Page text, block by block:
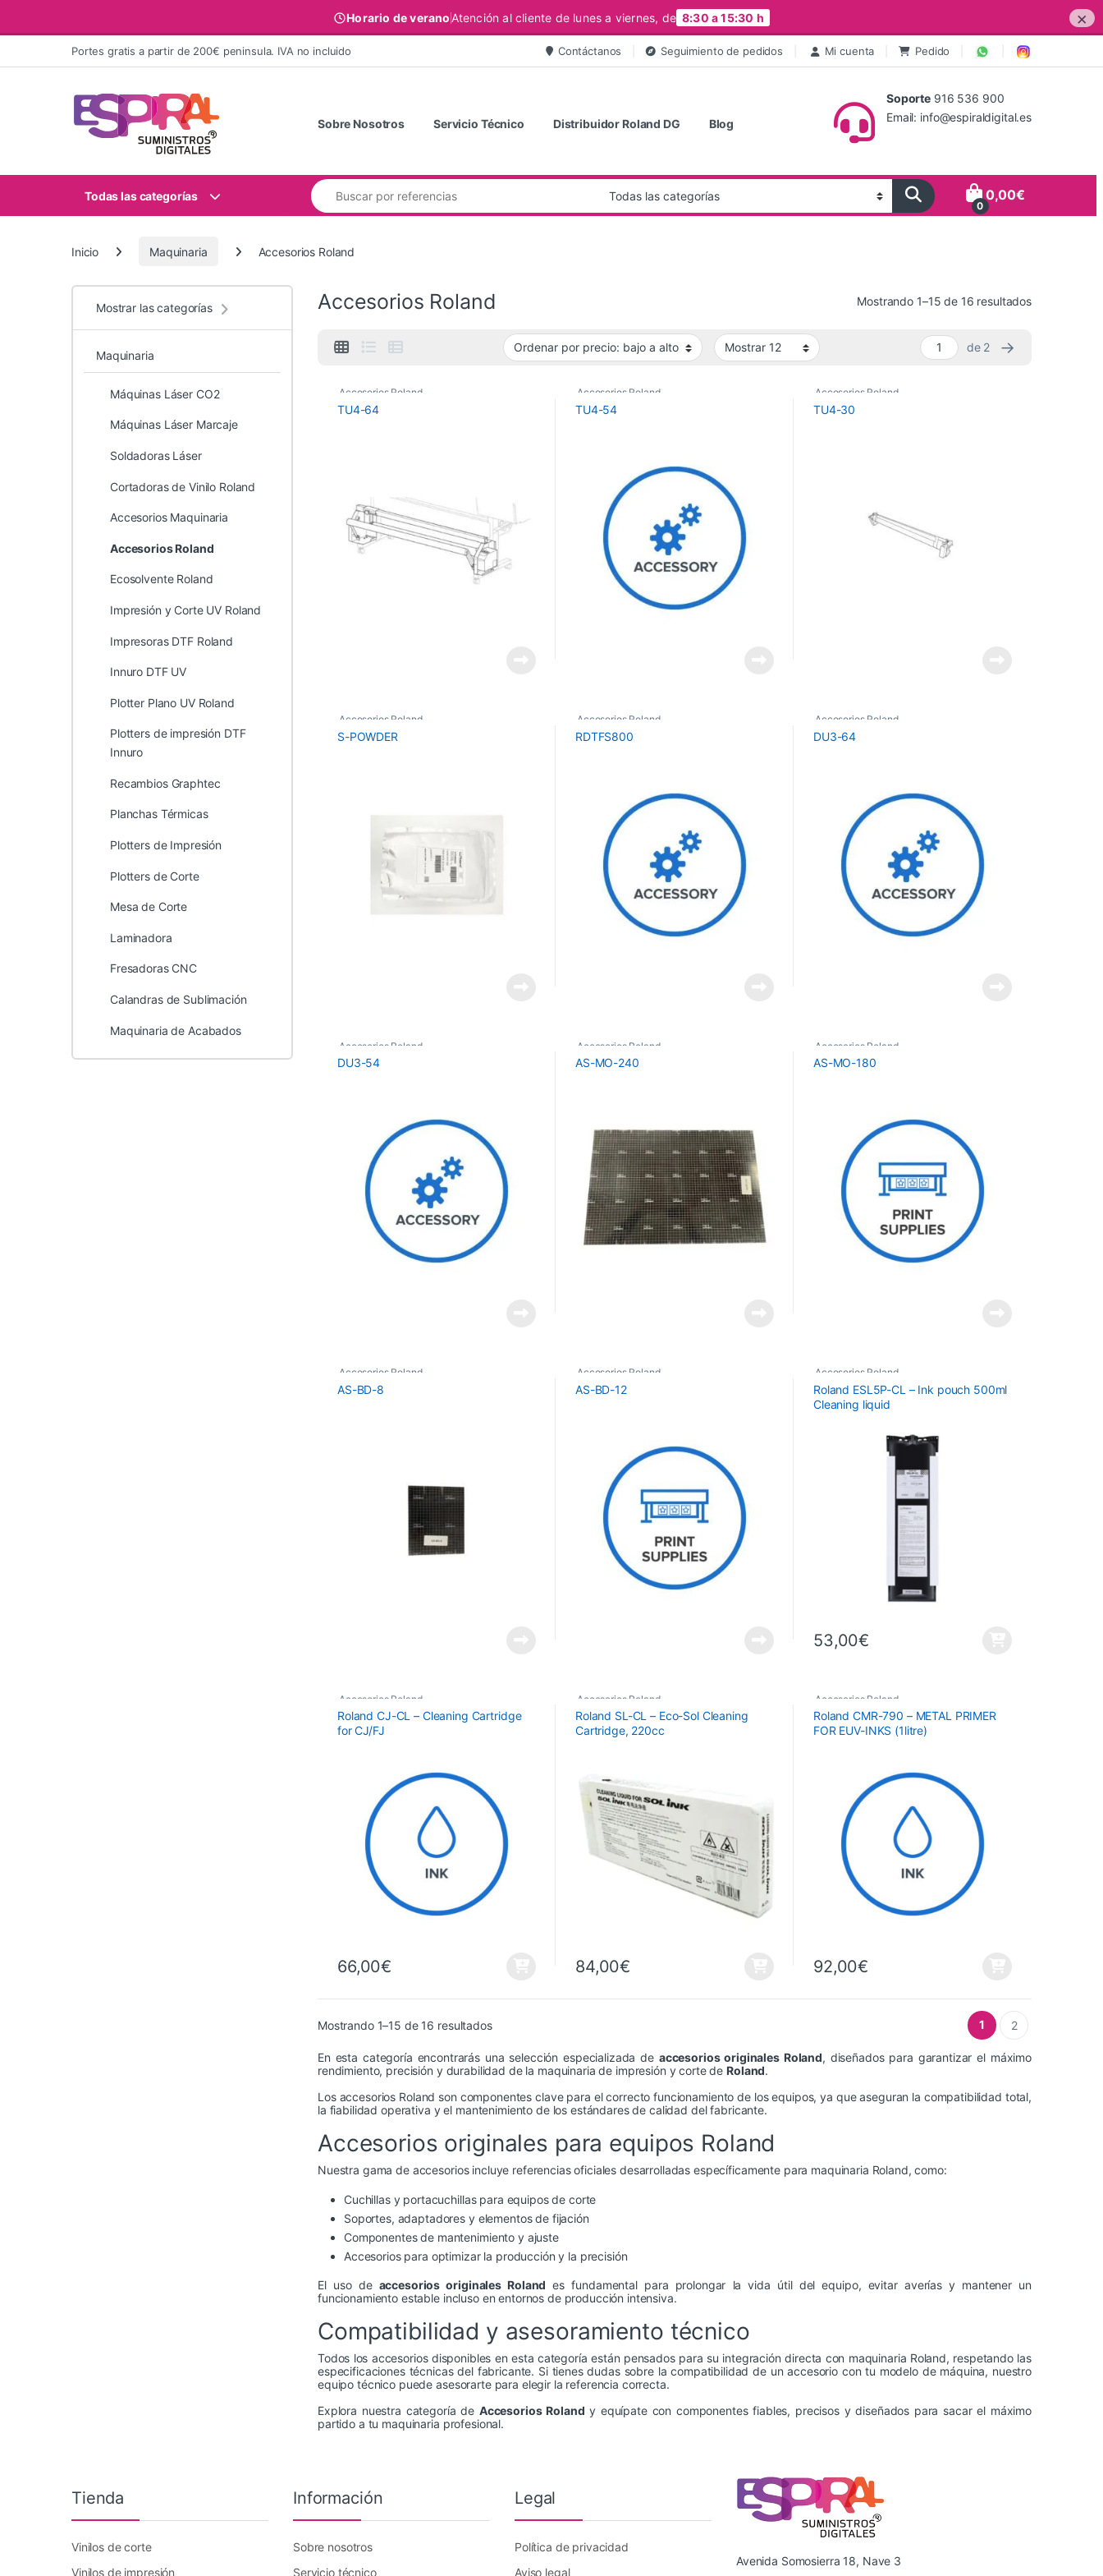
Horario de veranoAtención al cliente de lunes a viernes, de 8:30 a 15:30 h ×
Ir al contenidoPortes gratis a partir de 200€ peninsula. IVA no incluido Contáctanos Seguimiento de pedidos Mi cuenta Pedido
Sobre Nosotros Servicio Técnico Distribuidor Roland DG Blog
Soporte 916 536 900
Email: info@espiraldigital.es
Todas las categorías
Buscar:
0
0,00€
Inicio Maquinaria Accesorios Roland
Accesorios Roland Mostrando 1–15 de 16 resultadosOrdenado
de 2 →
Accesorios Roland
TU4-64
Accesorios Roland
TU4-54
Accesorios Roland
TU4-30
Accesorios Roland
S-POWDER
Accesorios Roland
RDTFS800
Accesorios Roland
DU3-64
Accesorios Roland
DU3-54
Accesorios Roland
AS-MO-240
Accesorios Roland
AS-MO-180
Accesorios Roland
AS-BD-8
Accesorios Roland
AS-BD-12
Accesorios Roland
Roland ESL5P-CL – Ink pouch 500ml
Cleaning liquid
53,00€
Accesorios Roland
Roland CJ-CL – Cleaning Cartridge
for CJ/FJ
66,00€
Accesorios Roland
Roland SL-CL – Eco-Sol Cleaning
Cartridge, 220cc
84,00€
Accesorios Roland
Roland CMR-790 – METAL PRIMER
FOR EUV-INKS (1litre)
92,00€
Mostrando 1–15 de 16 resultadosOrdenado por precio: bajo a alto 1 2
En esta categoría encontrarás una selección especializada de accesorios originales Roland, diseñados para garantizar el máximo
rendimiento, precisión y durabilidad de la maquinaria de impresión y corte deRoland.
Los accesorios Roland son componentes clave para el correcto funcionamiento de los equipos, ya que aseguran la compatibilidad total,
la fiabilidad operativa y el mantenimiento de los estándares de calidad del fabricante.
Accesorios originales para equipos Roland
Nuestra gama de accesorios incluye referencias oficiales desarrolladas específicamente para maquinaria Roland, como:
Cuchillas y portacuchillas para equipos de corte
Soportes, adaptadores y elementos de fijación
Componentes de mantenimiento y ajuste
Accesorios para optimizar la producción y la precisión
El uso de accesorios originales Roland es fundamental para prolongar la vida útil del equipo, evitar averías y mantener un
funcionamiento estable incluso en entornos de producción intensiva.
Compatibilidad y asesoramiento técnico
Todos los accesorios disponibles en esta categoría están pensados para su integración directa con maquinaria Roland, respetando las
especificaciones técnicas del fabricante. Si tienes dudas sobre la compatibilidad de un accesorio con tu modelo de máquina, nuestro
equipo técnico puede asesorarte para elegir la referencia correcta.
Explora nuestra categoría de Accesorios Roland y equípate con componentes fiables, precisos y diseñados para sacar el máximo
partido a tu maquinaria profesional.
Mostrar las categorías
Maquinaria
Máquinas Láser CO2
Máquinas Láser Marcaje
Soldadoras Láser
Cortadoras de Vinilo Roland
Accesorios Maquinaria
Accesorios Roland
Ecosolvente Roland
Impresión y Corte UV Roland
Impresoras DTF Roland
Innuro DTF UV
Plotter Plano UV Roland
Plotters de impresión DTF
Innuro
Recambios Graphtec
Planchas Térmicas
Plotters de Impresión
Plotters de Corte
Mesa de Corte
Laminadora
Fresadoras CNC
Calandras de Sublimación
Maquinaria de Acabados
Tienda
Vinilos de corte
Vinilos de impresión
Información
Sobre nosotros
Servicio técnico
Legal
Política de privacidad
Aviso legal
Avenida Somosierra 18, Nave 3